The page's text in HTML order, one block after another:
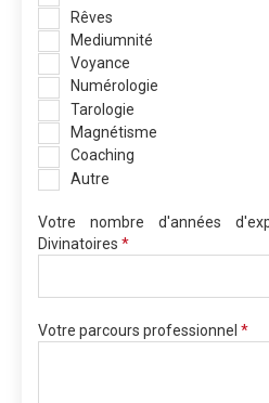
Rêves
Mediumnité
Voyance
Numérologie
Tarologie
Magnétisme
Coaching
Autre
Votre nombre d'années
Divinatoires *
Votre parcours professionnel *